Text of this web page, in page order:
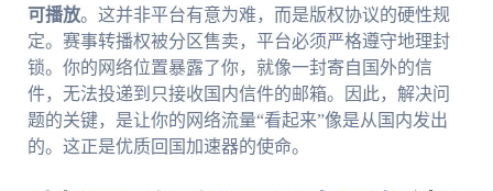
可播放。这并非平台有意为难，而是版权协议的硬性规
定。赛事转播权被分区售卖，平台必须严格遵守地理封
锁。你的网络位置暴露了你，就像一封寄自国外的信
件，无法投递到只接收国内信件的邮箱。因此，解决问
题的关键，是让你的网络流量“看起来”像是从国内发出
的。这正是优质回国加速器的使命。